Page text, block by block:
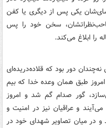
یکی پس از دیگری یا کفن
سخن خود را پس
دور بود که قلاده‌دریده‌ای
امروز طبق همان وعده خدا که بیم
گور صدام گم شد و امروز
و عراقیان نیز در امنیت و
و در میان تصاویر شهدای خود در